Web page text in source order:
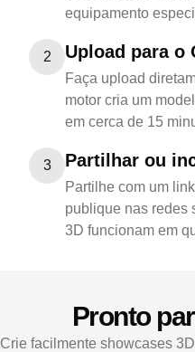
equipamento
2 Upload para o
Faça upload
motor cria um
em cerca de 15
3 Partilhar ou
Partilhe com um
publique nas redes
3D funcionam em
Pronto
Crie facilmente showcases